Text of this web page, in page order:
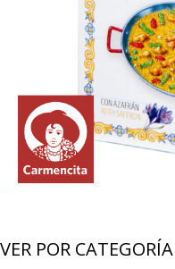
VER POR CATEGORÍA